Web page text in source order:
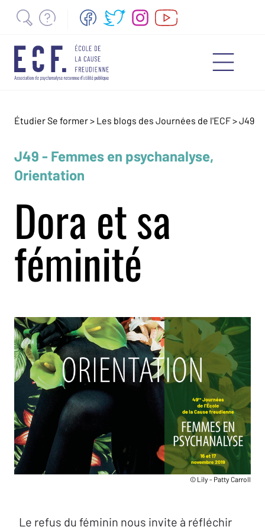
Étudier Se former > Les blogs des Journées de l'ECF>J49
J49 - Femmes en psychanalyse,
Orientation
Dora et sa
féminité
© Lily - Patty Carroll
Le refus du féminin nous invite à réfléchir